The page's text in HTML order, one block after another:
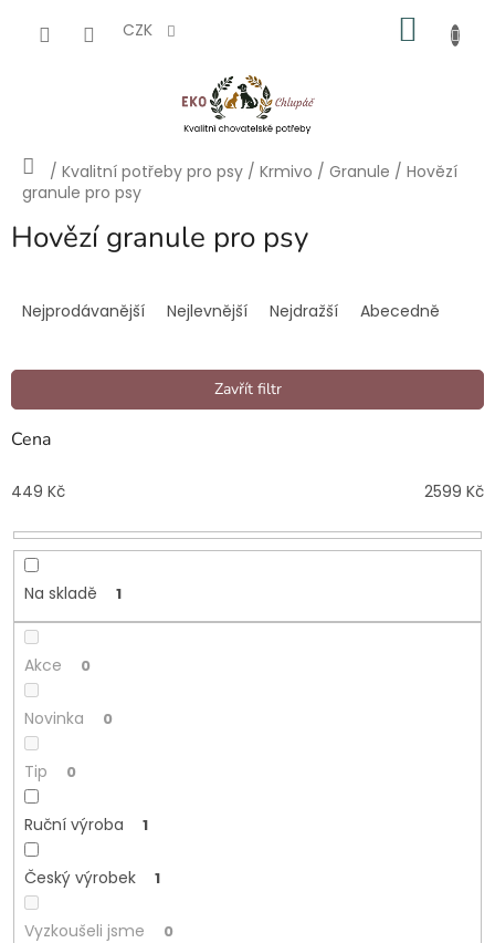
CZK
Domů
/ Kvalitní potřeby pro psy / Krmivo / Granule / Hovězí
granule pro psy
Hovězí granule pro psy
n
í
p
r
o
d
u
k
Nejprodávanější Nejlevnější Nejdražší Abecedně
Zavřít filtr
Cena
449 Kč 2599 Kč
Na skladě 1
Akce 0
Novinka 0
Tip 0
Ruční výroba 1
Český výrobek 1
Vyzkoušeli jsme 0